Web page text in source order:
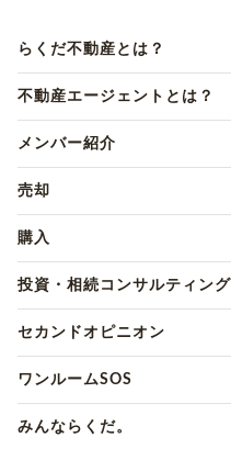
らくだ不動産とは？
不動産エージェントとは？
メンバー紹介
売却
購入
投資・相続コンサルティング
セカンドオピニオン
ワンルームSOS
みんならくだ。